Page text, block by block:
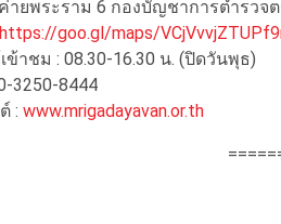
ายพระราม 6 กองบัญชาการตำรวจ
https://goo.gl/maps/
ข้าชม : 08.30-16.30 น. (ปิดวันพุธ)
3250-8444
: www.mrigadayavan.or.th